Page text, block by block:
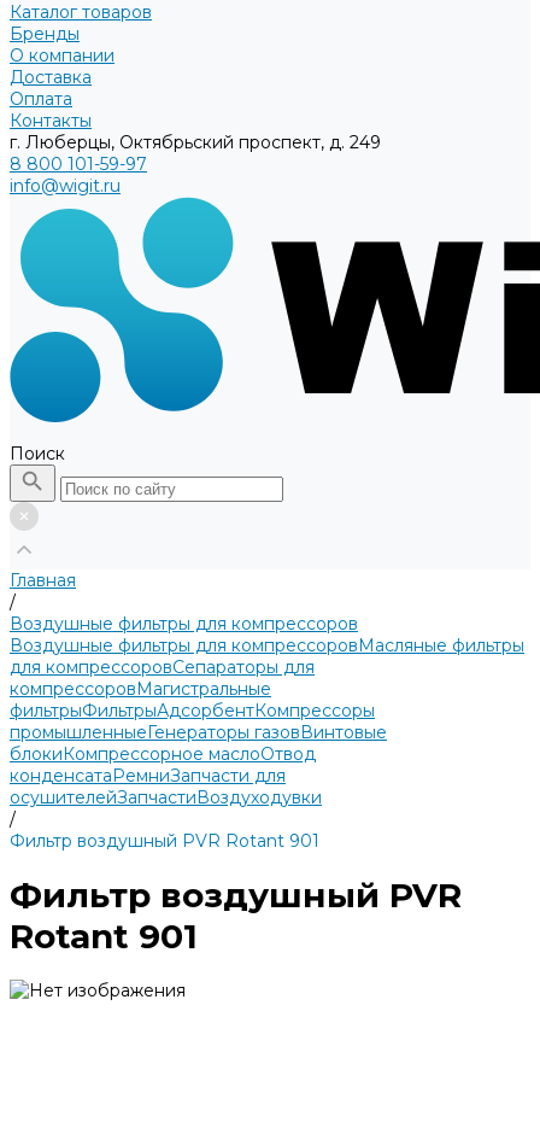
Каталог товаров
Бренды
О компании
Доставка
Оплата
Контакты
г. Люберцы, Октябрьский проспект, д. 249
8 800 101-59-97
info@wigit.ru
Поиск
Главная
/
Воздушные фильтры для компрессоров
Воздушные фильтры для компрессоровМасляные фильтры
для компрессоровСепараторы для
компрессоровМагистральные
фильтрыФильтрыАдсорбентКомпрессоры
промышленныеГенераторы газовВинтовые
блокиКомпрессорное маслоОтвод
конденсатаРемниЗапчасти для
осушителейЗапчастиВоздуходувки
/
Фильтр воздушный PVR Rotant 901
Фильтр воздушный PVR
Rotant 901